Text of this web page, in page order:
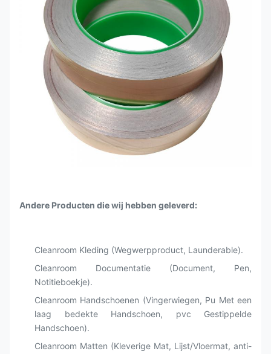
Andere Producten die wij hebben geleverd:
Cleanroom Kleding (Wegwerpproduct, Launderable).
Cleanroom Documentatie (Document, Pen,
Notitieboekje).
Cleanroom Handschoenen (Vingerwiegen, Pu Met een
laag bedekte Handschoen, pvc Gestippelde
Handschoen).
Cleanroom Matten (Kleverige Mat, Lijst/Vloermat, anti-